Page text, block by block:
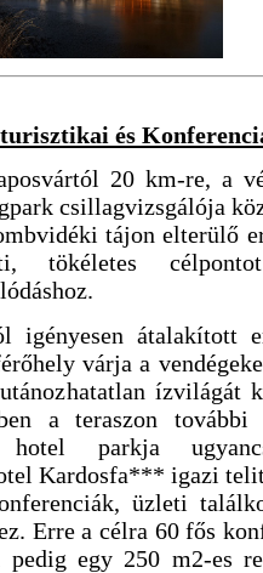
és
20 km-re, a
csillagvizsgálója
tájon elterülő
tökéletes
igényesen átalakított
várja a
ízvilágát
a teraszon további
parkja
Kardosfa*** igazi
üzleti
Erre a célra 60 fős
pedig egy 250 m2-es